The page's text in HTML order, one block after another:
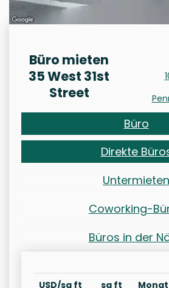
Büro mieten
35 West 31st
Street
Büro
Direkte
Untermieten
Coworking-
Büros in der
USD/sq ft sq ft